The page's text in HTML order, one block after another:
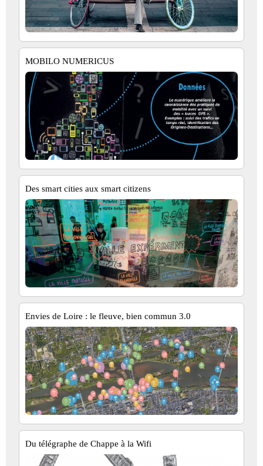
MOBILO NUMERICUS
Des smart cities aux smart citizens
Envies de Loire : le fleuve, bien commun 3.0
Du télégraphe de Chappe à la Wifi